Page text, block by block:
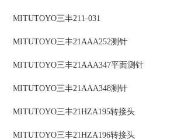
MITUTOYO三丰211-031
MITUTOYO三丰21AAA252测针
MITUTOYO三丰21AAA347平面测针
MITUTOYO三丰21AAA348测针
MITUTOYO三丰21HZA195转接头
MITUTOYO三丰21HZA196转接头